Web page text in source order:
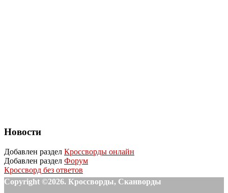
Новости
Добавлен раздел Кроссворды онлайн
Добавлен раздел Форум
Кроссворд без ответов
Copyright ©2026. Кроссворды, Сканворды